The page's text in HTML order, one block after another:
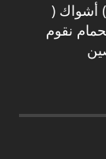
أشواك (
نقوم